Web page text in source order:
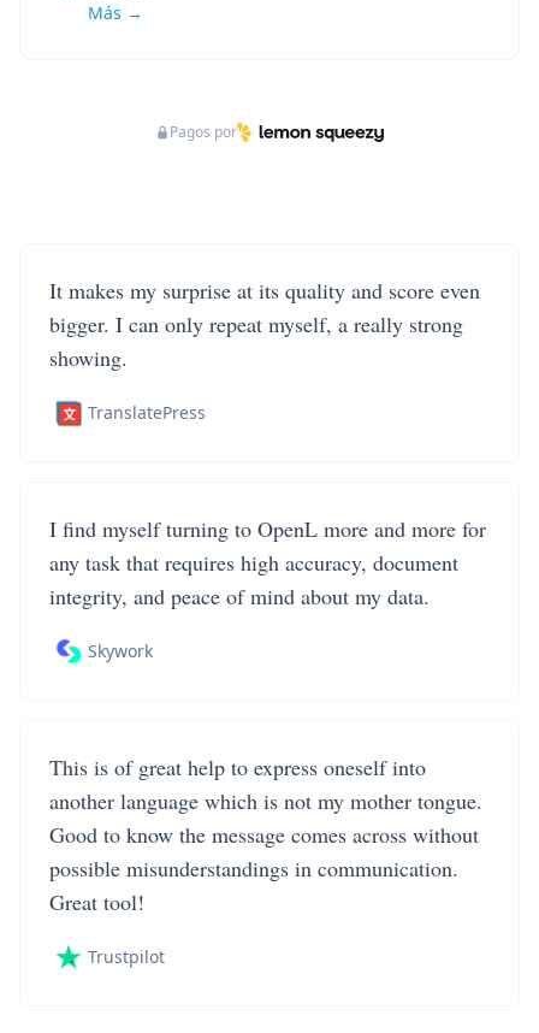
Más →
Pagos por
It makes my surprise at its quality and score even
bigger. I can only repeat myself, a really strong
showing.
TranslatePress
I find myself turning to OpenL more and more for
any task that requires high accuracy, document
integrity, and peace of mind about my data.
Skywork
This is of great help to express oneself into
another language which is not my mother tongue.
Good to know the message comes across without
possible misunderstandings in communication.
Great tool!
Trustpilot